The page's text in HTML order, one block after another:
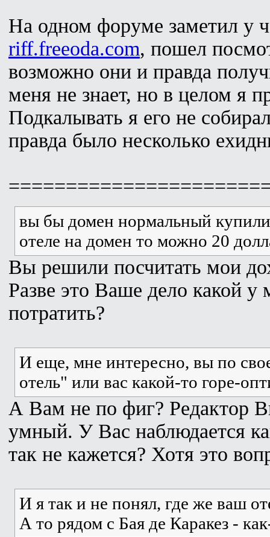
На одном форуме заметил у
riff.freeoda.com, пошел
возможно они и правда
меня не знает, но в целом я
Подкалывать я его не
правда было несколько
вы бы домен нормальный
отеле на домен то можно 20
Вы решили посчитать мои
Разве это Ваше дело какой
потратить?
И еще, мне интересно, вы по
отель" или вас какой-то горе-
А Вам не по фиг? Редактор
умный. У Вас наблюдается
так не кажется? Хотя это
И я так и не понял, где же ваш
А то рядом с Бая де Каракез -